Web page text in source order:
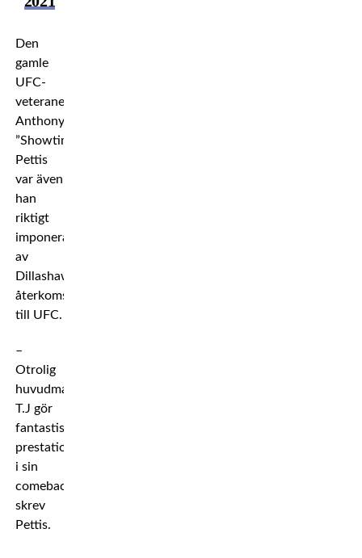
Den
gamle
UFC-
veteranen
Anthony
”Showtime”
Pettis
var även
han
riktigt
imponerad
av
Dillashaws
återkomst
till UFC.
–
Otrolig
huvudmatch.
T.J gör
fantastisk
prestation
i sin
comeback,
skrev
Pettis.